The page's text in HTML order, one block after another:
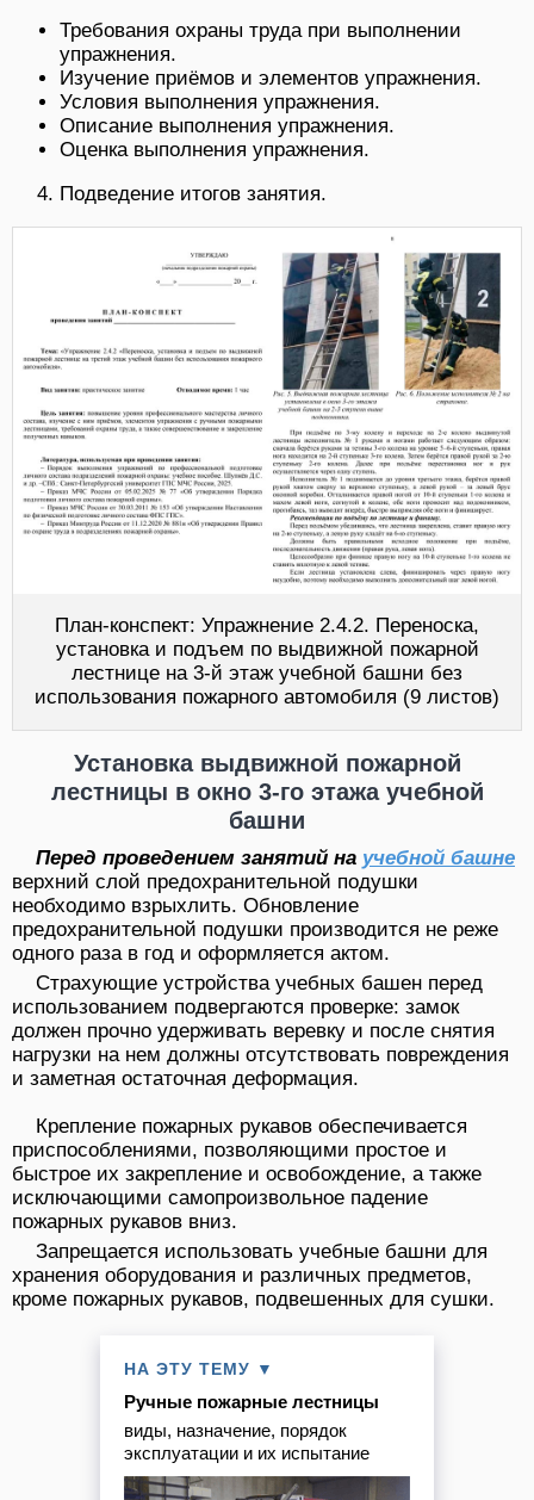
Требования охраны труда при выполнении
упражнения.
Изучение приёмов и элементов упражнения.
Условия выполнения упражнения.
Описание выполнения упражнения.
Оценка выполнения упражнения.
Подведение итогов занятия.
План-конспект: Упражнение 2.4.2. Переноска,
установка и подъем по выдвижной пожарной
лестнице на 3-й этаж учебной башни без
использования пожарного автомобиля (9 листов)
Установка выдвижной пожарной
лестницы в окно 3-го этажа учебной
башни
Перед проведением занятий на учебной башне
верхний слой предохранительной подушки
необходимо взрыхлить. Обновление
предохранительной подушки производится не реже
одного раза в год и оформляется актом.
Страхующие устройства учебных башен перед
использованием подвергаются проверке: замок
должен прочно удерживать веревку и после снятия
нагрузки на нем должны отсутствовать повреждения
и заметная остаточная деформация.
Крепление пожарных рукавов обеспечивается
приспособлениями, позволяющими простое и
быстрое их закрепление и освобождение, а также
исключающими самопроизвольное падение
пожарных рукавов вниз.
Запрещается использовать учебные башни для
хранения оборудования и различных предметов,
кроме пожарных рукавов, подвешенных для сушки.
НА ЭТУ ТЕМУ ▼
Ручные пожарные лестницы
виды, назначение, порядок
эксплуатации и их испытание